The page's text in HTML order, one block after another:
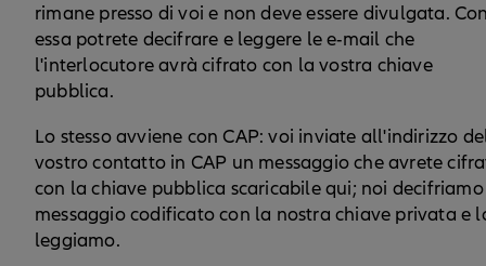
rimane presso di voi e non deve essere divulgata.
essa potrete decifrare e leggere le e-mail che
l'interlocutore avrà cifrato con la vostra chiave
pubblica.
Lo stesso avviene con CAP: voi inviate all'indirizzo
vostro contatto in CAP un messaggio che avrete
con la chiave pubblica scaricabile qui; noi
messaggio codificato con la nostra chiave privata e
leggiamo.